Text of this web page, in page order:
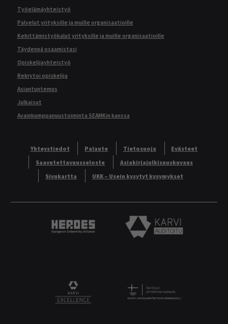
Työelämäyhteistyö
Palvelut yrityksille ja muille organisaatioille
Kehittämistyökalut yrityksille ja muille organisaatioille
Täydennä osaamistasi
Opiskelijayhteistyö
Rekrytoi opiskelija
Asiantuntemus
Julkaisut
Avainkumppanuustoiminta SEAMKin kanssa
Yhteystiedot Palaute Tietosuoja
Evästeet
Saavutettavuusseloste
Asiakirjajulkisuuskuvaus
Sivukartta
UKK – Usein kysytyt kysymykset
Heroes European University Alliance logo
Karvi Auditoitu logo
KARVI Excellence logo.Logo